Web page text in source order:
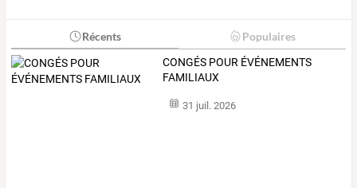
Récents Populaires
CONGÉS POUR ÉVÉNEMENTS
FAMILIAUX
31 juil. 2026